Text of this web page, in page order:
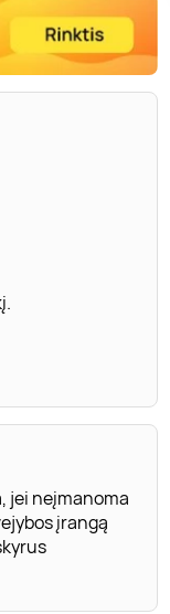
jei neįmanoma
įrangą